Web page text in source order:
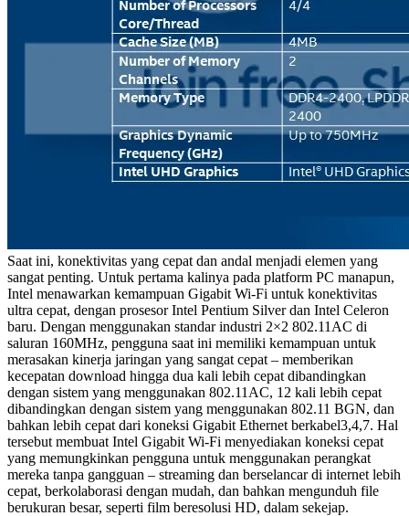
Saat ini, konektivitas yang cepat dan andal menjadi elemen yang
sangat penting. Untuk pertama kalinya pada platform PC manapun,
Intel menawarkan kemampuan Gigabit Wi-Fi untuk konektivitas
ultra cepat, dengan prosesor Intel Pentium Silver dan Intel Celeron
baru. Dengan menggunakan standar industri 2×2 802.11AC di
saluran 160MHz, pengguna saat ini memiliki kemampuan untuk
merasakan kinerja jaringan yang sangat cepat – memberikan
kecepatan download hingga dua kali lebih cepat dibandingkan
dengan sistem yang menggunakan 802.11AC, 12 kali lebih cepat
dibandingkan dengan sistem yang menggunakan 802.11 BGN, dan
bahkan lebih cepat dari koneksi Gigabit Ethernet berkabel3,4,7. Hal
tersebut membuat Intel Gigabit Wi-Fi menyediakan koneksi cepat
yang memungkinkan pengguna untuk menggunakan perangkat
mereka tanpa gangguan – streaming dan berselancar di internet lebih
cepat, berkolaborasi dengan mudah, dan bahkan mengunduh file
berukuran besar, seperti film beresolusi HD, dalam sekejap.